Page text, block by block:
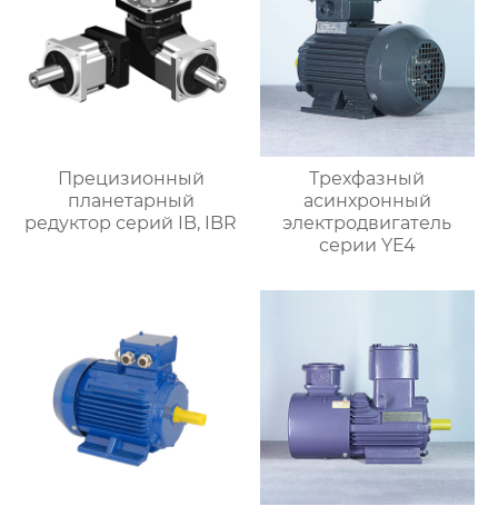
Прецизионный
планетарный
редуктор серий IB, IBR
Трехфазный
асинхронный
электродвигатель
серии YE4